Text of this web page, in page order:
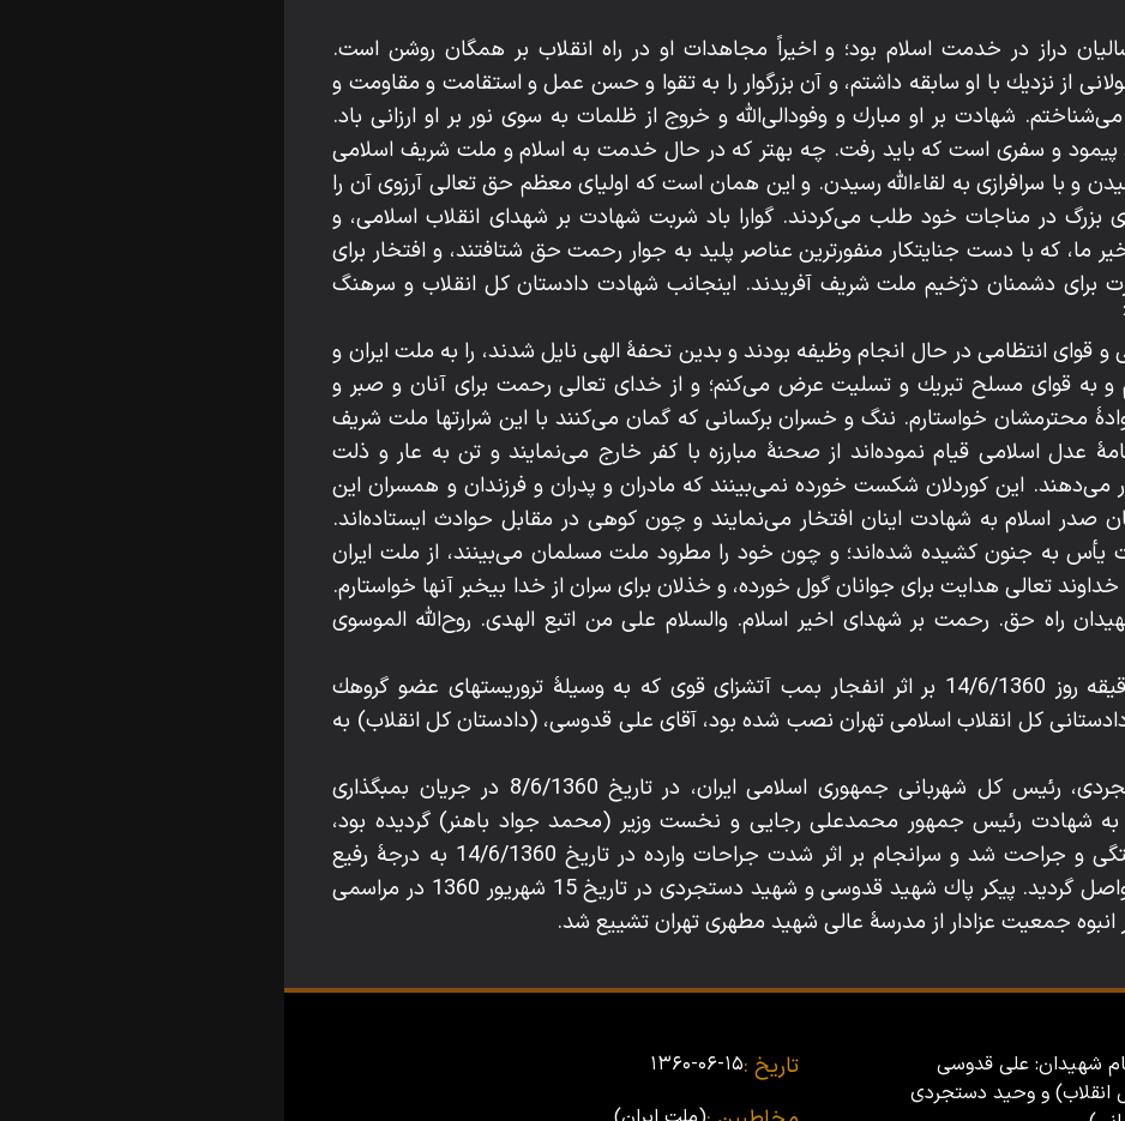
دراز در خدمت اسلام بود؛ و اخيراً مجاهدات او در راه انقلاب بر همگان روشن است.
از نزديك با او سابقه داشتم، و آن بزرگوار را به تقوا و حسن عمل و استقامت و مقاومت و
شهادت بر او مبارك و وفودالى‌اللّه‌ و خروج از ظلمات به سوى نور بر او ارزانى باد.
پيمود و سفرى است كه بايد رفت. چه بهتر كه در حال خدمت به اسلام و ملت شريف اسلامى
و با سرافرازى به لقاءاللّه‌ رسيدن. و اين همان است كه اولياى معظم حق تعالى آرزوى آن را
بزرگ در مناجات خود طلب مى‌كردند. گوارا باد شربت شهادت بر شهداى انقلاب اسلامى، و
كه با دست جنايتكار منفورترين عناصر پليد به جوار رحمت حق شتافتند، و افتخار براى
براى دشمنان دژخيم ملت شريف آفريدند. اينجانب شهادت دادستان كل انقلاب و سرهنگ
و قواى انتظامى در حال انجام وظيفه بودند و بدين تحفۀ الهى نايل شدند، را به ملت ايران و
و به قواى مسلح تبريك و تسليت عرض مى‌كنم؛ و از خداى تعالى رحمت براى آنان و صبر و
محترمشان خواستارم. ننگ و خسران بركسانى كه گمان مى‌كنند با اين شرارتها ملت شريف
عدل اسلامى قيام نموده‌اند از صحنۀ مبارزه با كفر خارج مى‌نمايند و تن به عار و ذلت
مى‌دهند. اين كوردلان شكست خورده نمى‌بينند كه مادران و پدران و فرزندان و همسران اين
صدر اسلام به شهادت اينان افتخار مى‌نمايند و چون كوهى در مقابل حوادث ايستاده‌اند.
يأس به جنون كشيده شده‌اند؛ و چون خود را مطرود ملت مسلمان مى‌بينند، از ملت ايران
تعالى هدايت براى جوانان گول خورده، و خذلان براى سران از خدا بيخبر آنها خواستارم.
راه حق. رحمت بر شهداى اخير اسلام. والسلام على من اتبع الهدى. روح‌اللّه‌ الموسوى
- ساعت 20:20 دقيقه روز 14/6/1360 بر اثر انفجار بمب آتشزاى قوى كه به وسيلۀ تروريستهاى عضو گروهك
كل انقلاب اسلامى تهران نصب شده بود، آقاى على قدوسى، (دادستان كل انقلاب) به
ـ آقاى وحيد دستجردى، رئيس كل شهربانى جمهورى اسلامى ايران، در تاريخ 8/6/1360 در جريان بمبگذارى
به شهادت رئيس جمهور محمدعلى رجايى و نخست وزير (محمد جواد باهنر) گرديده بود،
بشدت دچار سوختگى و جراحت شد و سرانجام بر اثر شدت جراحات وارده در تاريخ 14/6/1360 به درجۀ رفيع
شهادت و لقاءاللّه‌ واصل گرديد. پيكر پاك شهيد قدوسى و شهيد دستجردى در تاريخ 15 شهريور 1360 در مراسمى
جمعيت عزادار از مدرسۀ عالى شهيد مطهرى تهران تشييع شد.
شهیدان: على قدوسى
انقلاب) و وحید دستجردى
تاریخ :۱۳۶۰-۰۶-۱۵